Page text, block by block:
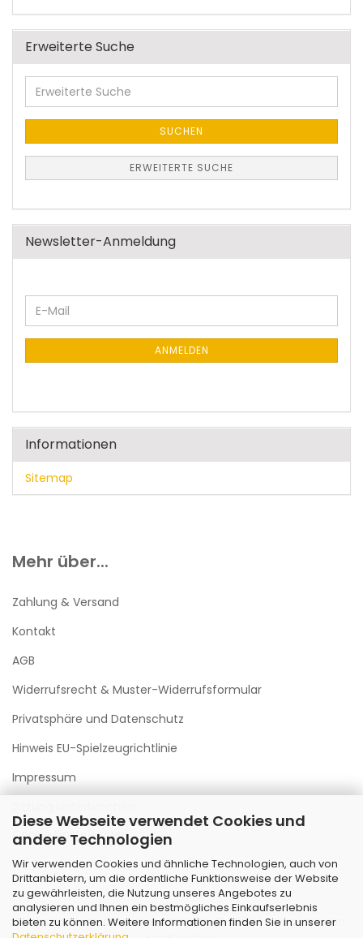
Diese Webseite verwendet Cookies und
andere Technologien
Wir verwenden Cookies und ähnliche Technologien, auch von
Drittanbietern, um die ordentliche Funktionsweise der Website
zu gewährleisten, die Nutzung unseres Angebotes zu
analysieren und Ihnen ein bestmögliches Einkaufserlebnis
bieten zu können. Weitere Informationen finden Sie in unserer
Erweiterte Suche
Erweiterte
Suche
SUCHEN
ERWEITERTE SUCHE
Newsletter-Anmeldung
WEITER
ZUR
NEWSLETTER-
E-
Mail
ANMELDEN
Informationen
Sitemap
Mehr über...
Zahlung & Versand
Kontakt
AGB
Widerrufsrecht & Muster-Widerrufsformular
Privatsphäre und Datenschutz
Hinweis EU-Spielzeugrichtlinie
Impressum
Cookie Einstellungen
Webshop erstellenmit Gambio.de © 2026 | Template von